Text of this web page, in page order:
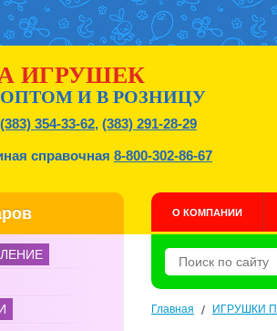
ИГРУШЕК
И В РОЗНИЦУ
(383) 354-33-62, (383) 291-28-29
справочная 8-800-302-86-67
О КОМПАНИИ
Главная / ИГРУШКИ